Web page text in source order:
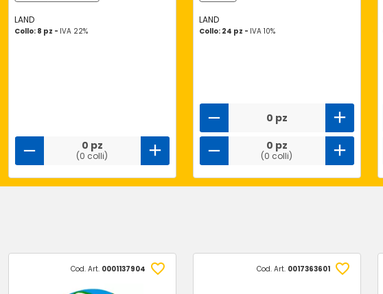
LAND
Collo: 8 pz - IVA 22%
0 pz
(0 colli)
LAND
Collo: 24 pz - IVA 10%
0 pz
0 pz
(0 colli)
Cod. Art. 0001137904 Cod. Art. 0017363601